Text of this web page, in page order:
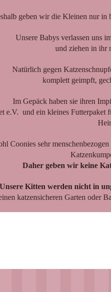
geben wir die Kleinen nur in
Unsere Babys verlassen uns
und ziehen in ihr
Natürlich gegen
komplett geimpft,
Im Gepäck haben sie ihren
e.V. und ein kleines Futterpaket
Coonies sehr
Daher geben wir keine
Unsere Kitten werden nicht in
katzensicheren Garten oder